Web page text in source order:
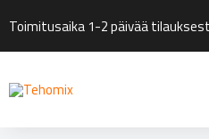
Toimitusaika 1-2 päivää